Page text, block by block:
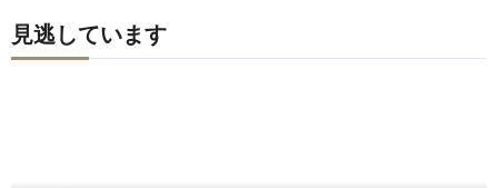
見逃しています